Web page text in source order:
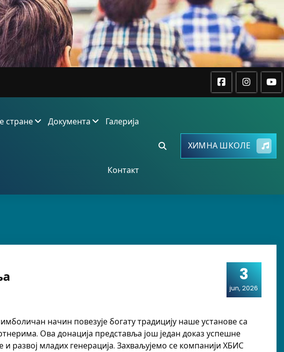
стране Документа Галерија
Контакт
ХИМНА ШКОЛЕ
3
jun, 2026
начин повезује богату традицију наше установе са
Ова донација представља још један доказ успешне
развој младих генерација. Захваљујемо се компанији ХБИС